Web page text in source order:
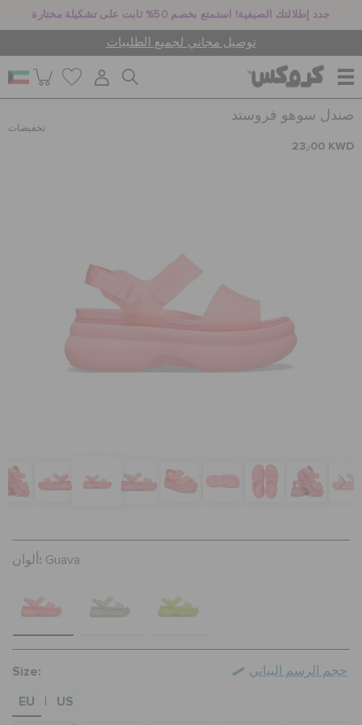
جدد إطلالتك الصيفية! استمتع بخصم 50% ثابت على تشكيلة مختارة
توصيل مجاني لجميع الطلبيات
للنساء
كروكس لمكان العمل
حالة الطلبية
صندل سوهو فروستد
تخفيضات
23٫00 KWD
ألوان: Guava
Size:
EU
US
حجم الرسم البياني